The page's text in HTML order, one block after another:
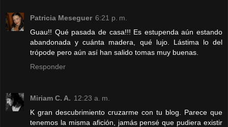
Patricia Meseguer 6:21 p. m.
Guau!! Qué pasada de casa!!! Es estupenda aún estando
abandonada y cuánta madera, qué lujo. Lástima lo del
trópode pero aún así han salido tomas muy buenas.
Responder
Miriam C. A. 12:23 a. m.
K gran descubrimiento cruzarme con tu blog. Parece que
tenemos la misma afición, jamás pensé que pudiera existir